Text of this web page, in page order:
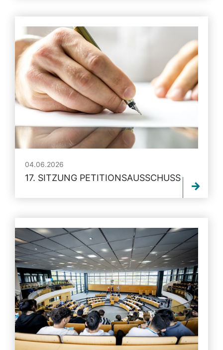
04.06.2026
17. SITZUNG PETITIONSAUSSCHUSS